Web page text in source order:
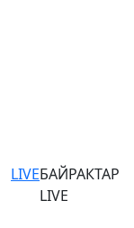
LIVEБАЙРАКТАР
LIVE